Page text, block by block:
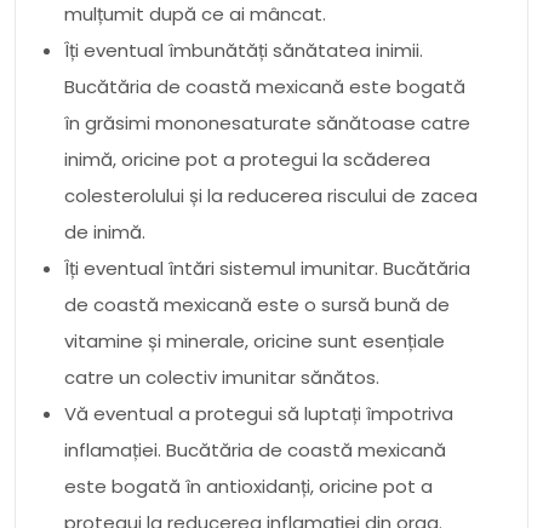
mulțumit după ce ai mâncat.
Îți eventual îmbunătăți sănătatea inimii.
Bucătăria de coastă mexicană este bogată
în grăsimi mononesaturate sănătoase catre
inimă, oricine pot a protegui la scăderea
colesterolului și la reducerea riscului de zacea
de inimă.
Îți eventual întări sistemul imunitar. Bucătăria
de coastă mexicană este o sursă bună de
vitamine și minerale, oricine sunt esențiale
catre un colectiv imunitar sănătos.
Vă eventual a protegui să luptați împotriva
inflamației. Bucătăria de coastă mexicană
este bogată în antioxidanți, oricine pot a
protegui la reducerea inflamației din orga.